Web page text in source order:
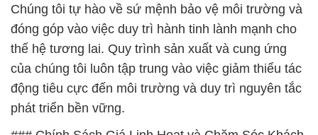
Chúng tôi hiểu rằng mỗi doanh nghiệp có những
đặc thù riêng, và với chính sách giá linh hoạt, chúng
tôi mong muốn đồng hành cùng bạn trong việc tối
ưu hóa chi phí sản xuất. Đội ngũ chăm sóc khách
hàng chuyên nghiệp của chúng tôi luôn sẵn sàng hỗ
trợ bạn, đảm bảo mọi nhu cầu của doanh nghiệp
được đáp ứng một cách hiệu quả nhất.